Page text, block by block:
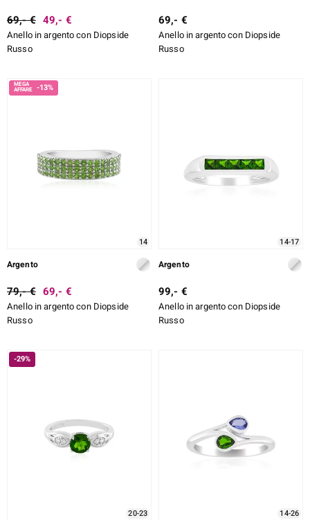
69,- € 49,- €
Anello in argento con Diopside
Russo
69,- €
Anello in argento con Diopside
Russo
-13%
14
Argento
79,- € 69,- €
Anello in argento con Diopside
Russo
14-17
Argento
99,- €
Anello in argento con Diopside
Russo
-29%
20-23 14-26